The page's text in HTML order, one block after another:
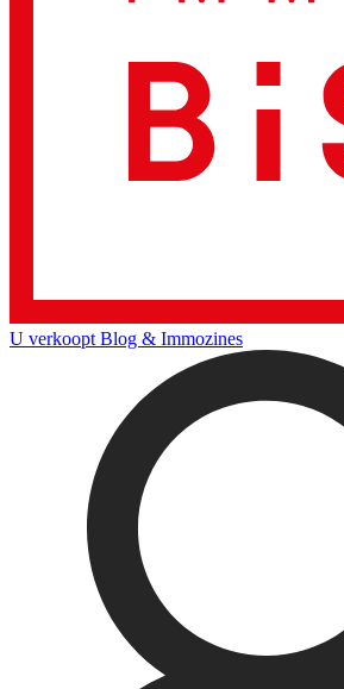
U verkoopt Blog & Immozines